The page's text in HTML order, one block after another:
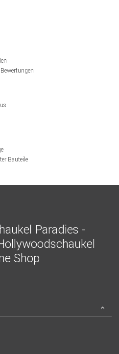
Bewertungen
Bauteile
Paradies -
Shop